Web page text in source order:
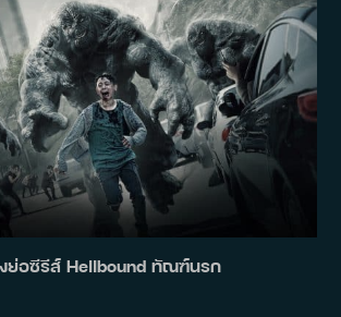
งย่อซีรีส์ Hellbound ทัณฑ์นรก